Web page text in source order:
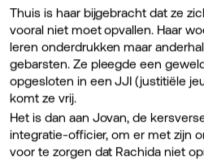
Thuis is haar bijgebracht dat ze
vooral niet moet opvallen. Haar
leren onderdrukken maar
gebarsten. Ze pleegde een
opgesloten in een JJI (justitiële
komt ze vrij.
Het is dan aan Jovan, de
integratie-officier, om er met zijn
voor te zorgen dat Rachida niet